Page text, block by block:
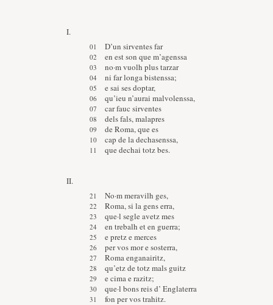
I.
D’un sirventes far
en est son que m’agenssa
no·m vuolh plus tarzar
ni far longa bistenssa;
e sai ses doptar,
qu’ieu n’aurai malvolenssa,
car fauc sirventes
dels fals, malapres
de Roma, que es
cap de la dechasenssa,
que dechai totz bes.
II.
No·m meravilh ges,
Roma, si la gens erra,
que·l segle avetz mes
en trebalh et en guerra;
e pretz e merces
per vos mor e sosterra,
Roma enganairitz,
qu’etz de totz mals guitz
e cima e razitz;
que·l bons reis d’ Englaterra
fon per vos trahitz.